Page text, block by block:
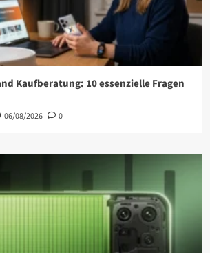
Kaufberatung: 10 essenzielle Fragen
06/08/2026 0